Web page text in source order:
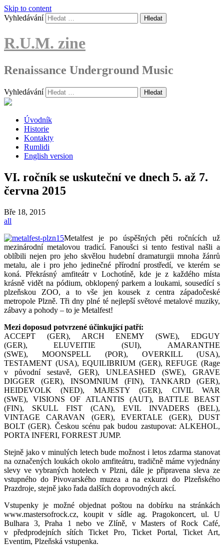
Skip to content
Vyhledávání
R.U.M. zine
Renaissance Underground Music
Vyhledávání
Úvodník
Historie
Kontakty
Rumlidi
English version
VI. ročník se uskuteční ve dnech 5. až 7.
června 2015
Bře 18, 2015
all
Metalfest je po úspěšných pěti ročnících už
mezinárodní metalovou tradicí. Fanoušci si tento festival našli a
oblíbili nejen pro jeho skvělou hudební dramaturgii mnoha žánrů
metalu, ale i pro jeho jedinečné přírodní prostředí, ve kterém se
koná. Překrásný amfiteátr v Lochotíně, kde je z každého místa
krásně vidět na pódium, obklopený parkem a loukami, sousedící s
plzeňskou ZOO, a to vše jen kousek z centra západočeské
metropole Plzně. Tři dny plné té nejlepší světové metalové muziky,
zábavy a pohody – to je Metalfest!
Mezi doposud potvrzené účinkující patří:
ACCEPT (GER), ARCH ENEMY (SWE), EDGUY
(GER), ELUVEITIE (SUI), AMARANTHE
(SWE), MOONSPELL (POR), OVERKILL (USA),
TESTAMENT (USA), EQUILIBRIUM (GER), REFUGE (Rage
v původní sestavě, GER), UNLEASHED (SWE), GRAVE
DIGGER (GER), INSOMNIUM (FIN), TANKARD (GER),
HEIDEVOLK (NED), MAJESTY (GER), CIVIL WAR
(SWE), VISIONS OF ATLANTIS (AUT), BATTLE BEAST
(FIN), SKULL FIST (CAN), EVIL INVADERS (BEL),
VINTAGE CARAVAN (GER), EVERTALE (GER), DUST
BOLT (GER). Českou scénu pak budou zastupovat: ALKEHOL,
PORTA INFERI, FORREST JUMP.
Stejně jako v minulých letech bude možnost i letos zdarma stanovat
na označených loukách okolo amfiteátru, tradičně máme vyjednány
slevy ve vybraných hotelech v Plzni, dále je připravena sleva ze
vstupného do Pivovarského muzea a na exkurzi do Plzeňského
Prazdroje, stejně jako řada dalších doprovodných akcí.
Vstupenky je možné objednat poštou na dobírku na stránkách
www.mastersofrock.cz, koupit v sídle ag. Pragokoncert, ul. U
Bulhara 3, Praha 1 nebo ve Zlíně, v Masters of Rock Café,
v předprodejních sítích Ticket Pro, Ticket Portal, Ticket Art,
Eventim, Plzeňská vstupenka.